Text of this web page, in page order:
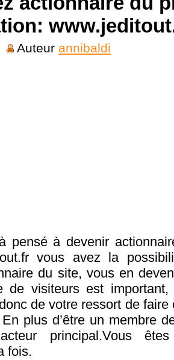
Auteur annibaldi
pensé à devenir
vous avez la
du site, vous en
de visiteurs est
de votre ressort de
plus d’être un membre
principal.Vous
fois.